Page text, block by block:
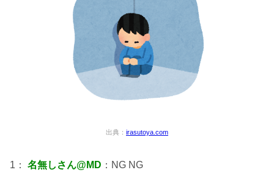
出典： irasutoya.com
1： 名無しさん@MD ：NG NG